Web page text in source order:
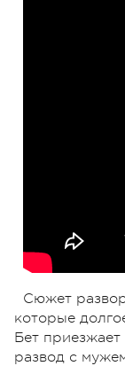
Сюжет
которые
Бет
развод с